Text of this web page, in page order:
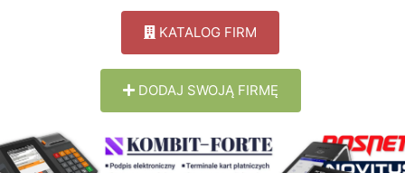
KATALOG FIRM
DODAJ SWOJĄ FIRMĘ